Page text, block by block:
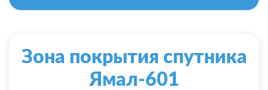
Зона покрытия спутника
Ямал-601